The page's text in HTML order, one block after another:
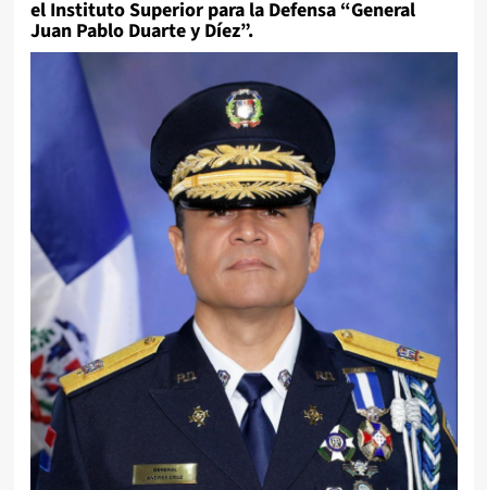
el Instituto Superior para la Defensa “General
Juan Pablo Duarte y Díez”.